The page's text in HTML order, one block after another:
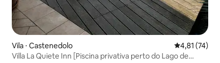
Vila ⋅ Castenedolo 4,81 de uma
4,81 (74)
Villa La Quiete Inn [Piscina privativa perto do Lago de